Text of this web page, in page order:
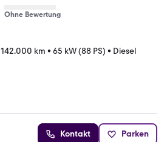
Ohne Bewertung
142.000 km • 65 kW (88 PS) • Diesel
Kontakt Parken